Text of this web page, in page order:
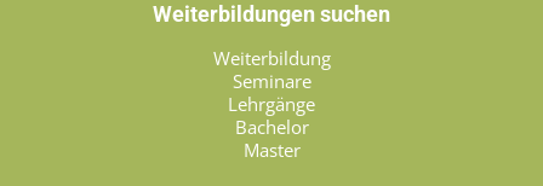
Weiterbildungen suchen
Weiterbildung
Seminare
Lehrgänge
Bachelor
Master